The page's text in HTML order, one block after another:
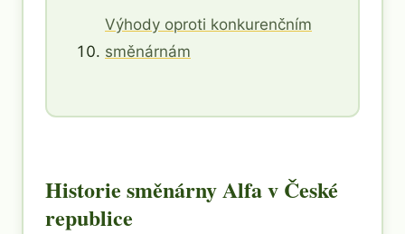
Výhody oproti konkurenčním
směnárnám
Historie směnárny Alfa v České
republice